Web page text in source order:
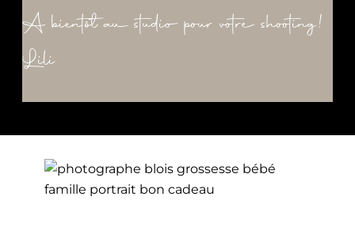
A bientôt au studio pour votre shooting!
Lili